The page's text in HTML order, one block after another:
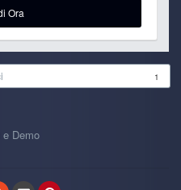
Ora
1
Demo